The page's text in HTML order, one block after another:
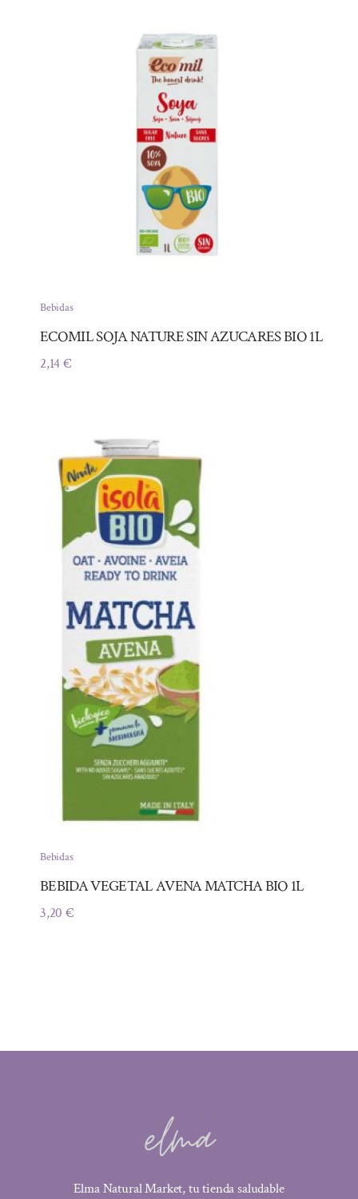
Bebidas
ECOMIL SOJA NATURE SIN AZUCARES BIO 1L
2,14€
Bebidas
BEBIDA VEGETAL AVENA MATCHA BIO 1L
3,20€
Elma Natural Market, tu tienda saludable